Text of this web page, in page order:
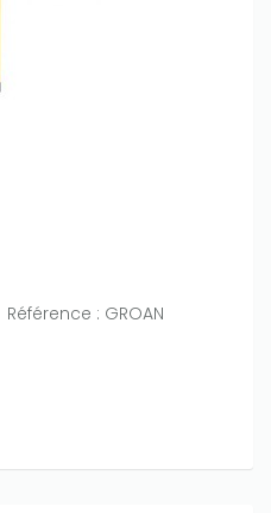
Référence : GROAN